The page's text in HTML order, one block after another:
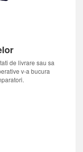
de livrare sau sa
v-a bucura